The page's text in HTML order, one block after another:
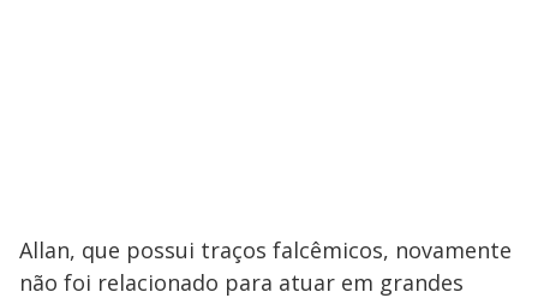
Allan, que possui traços falcêmicos, novamente
não foi relacionado para atuar em grandes